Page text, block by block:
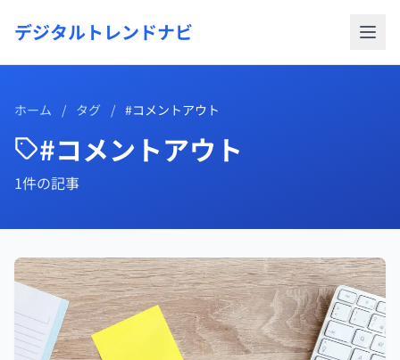
デジタルトレンドナビ
ホーム / タグ / #コメントアウト
#コメントアウト
1件の記事